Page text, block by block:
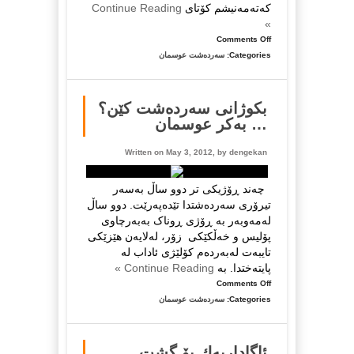
که‌ته‌مه‌نیشم کۆتای Continue Reading
»
Comments Off
on
ساڵیادی
عوسمان
Categories: سەردەشت عوسمان
بکوژانی سەردەشت کێن؟
… بەکر عوسمان
Written on May 3, 2012, by dengekan
چەند ڕۆژیکی تر دوو ساڵ بەسەر
تیرۆری سەردەشتدا تێدەپەرێت. دوو ساڵ
لەمەوبەر بە ڕۆژی ڕوناک بەبەرچاوی
پۆلیس و خەڵکێکی زۆر، لەلایەن هێزێکی
تایبەت لەبەردەم کۆلێژی ئاداب لە
پایتەختدا. بە
Comments Off
on
بکوژانی
…
Categories: سەردەشت عوسمان